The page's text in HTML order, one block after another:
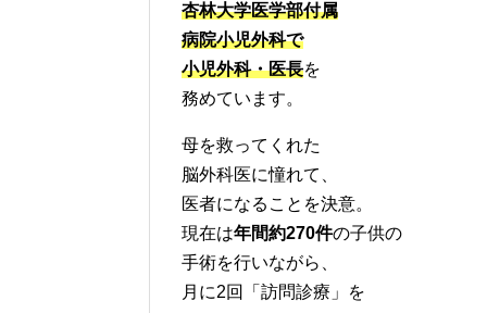
杏林大学医学部付属
病院小児外科で
小児外科・医長を
務めています。
母を救ってくれた
脳外科医に憧れて、
医者になることを決意。
現在は年間約270件の子供の
手術を行いながら、
月に2回「訪問診療」を